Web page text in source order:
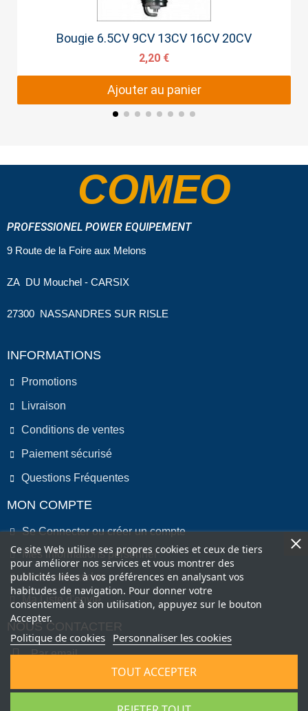
Aperçu rapide
Bougie 6.5CV 9CV 13CV 16CV 20CV
2,20 €
Ajouter au panier
COMEO
PROFESSIONEL POWER EQUIPEMENT
9 Route de la Foire aux Melons
ZA DU Mouchel - CARSIX
27300 NASSANDRES SUR RISLE
INFORMATIONS
Promotions
Livraison
Conditions de ventes
Paiement sécurisé
Questions Fréquentes
MON COMPTE
Se Connecter ou créer un compte
Mes informations personnel
Mes commandes
Ma Liste d'envie
NOUS CONTACTER
Par email
Ce site Web utilise ses propres cookies et ceux de tiers
pour améliorer nos services et vous montrer des
publicités liées à vos préférences en analysant vos
habitudes de navigation. Pour donner votre
consentement à son utilisation, appuyez sur le bouton
Accepter.
Politique de cookies Personnaliser les cookies
TOUT ACCEPTER